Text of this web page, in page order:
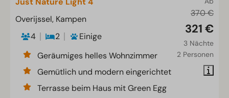
370 €
321 €
3 Nächte
2 Personen
Overijssel, Kampen
4
2
Einige
Geräumiges helles Wohnzimmer
Gemütlich und modern eingerichtet
Terrasse beim Haus mit Green Egg